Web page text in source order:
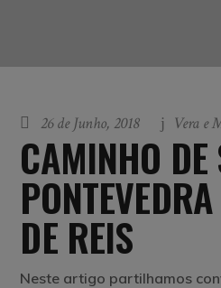
26 de Junho, 2018 Vera e
CAMINHO
DE REIS
Neste artigo partilhamos